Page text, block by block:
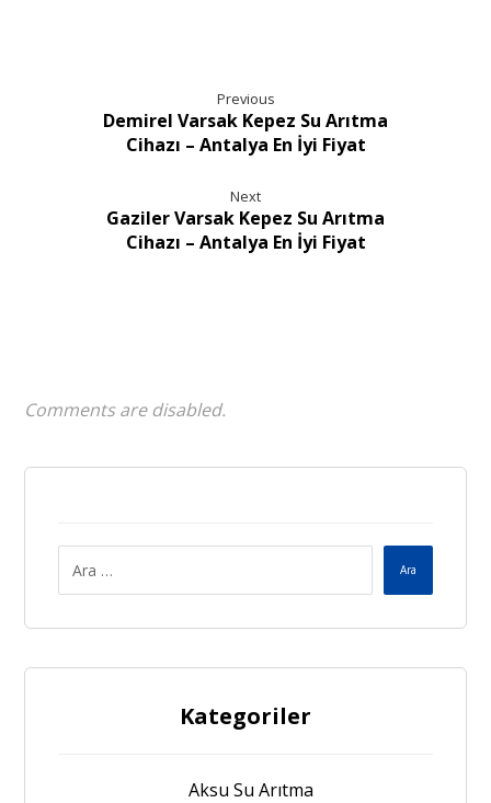
Previous
Demirel Varsak Kepez Su Arıtma
Cihazı – Antalya En İyi Fiyat
Next
Gaziler Varsak Kepez Su Arıtma
Cihazı – Antalya En İyi Fiyat
Comments are disabled.
Ara
Kategoriler
Aksu Su Arıtma